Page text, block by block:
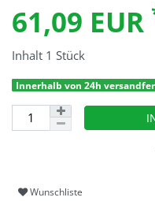
61,09 EUR
Inhalt 1 Stück
Innerhalb von 24h
Wunschliste